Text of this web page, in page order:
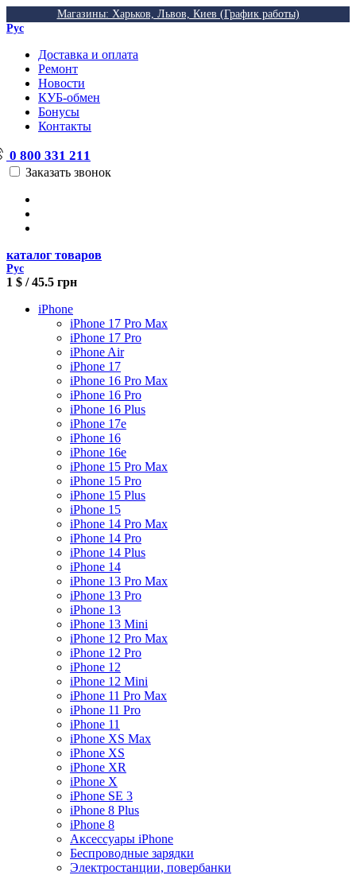
Магазины: Харьков, Львов, Киев (График работы)
Рус
Доставка и оплата
Ремонт
Новости
КУБ-обмен
Бонусы
Контакты
0 800 331 211
Заказать звонок
каталог товаров
Рус
1 $ / 45.5 грн
iPhone
iPhone 17 Pro Max
iPhone 17 Pro
iPhone Air
iPhone 17
iPhone 16 Pro Max
iPhone 16 Pro
iPhone 16 Plus
iPhone 17e
iPhone 16
iPhone 16e
iPhone 15 Pro Max
iPhone 15 Pro
iPhone 15 Plus
iPhone 15
iPhone 14 Pro Max
iPhone 14 Pro
iPhone 14 Plus
iPhone 14
iPhone 13 Pro Max
iPhone 13 Pro
iPhone 13
iPhone 13 Mini
iPhone 12 Pro Max
iPhone 12 Pro
iPhone 12
iPhone 12 Mini
iPhone 11 Pro Max
iPhone 11 Pro
iPhone 11
iPhone XS Max
iPhone XS
iPhone XR
iPhone X
iPhone SE 3
iPhone 8 Plus
iPhone 8
Аксессуары iPhone
Беспроводные зарядки
Электростанции, повербанки